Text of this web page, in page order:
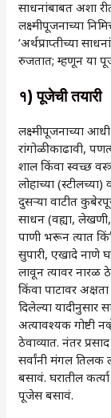
साधनांबाबत अशा
लक्ष्मीपूजनाच्या
‌’अर्थप्राप्तीच्या
रुजतात; म्हणून या
१)पूजेची तयारी
लक्ष्मीपूजनाच्या
रांगोळी काढावी,
शाल किंवा स्वच्छ
लोहाच्या (स्टीलच्या)
दुसऱ्या वाटीत
साधन (वह्या,
पाणी भरून त्यात
सुपारी, एखादे नाणे
लावून त्यावर नारळ
किंवा पाटावर
दिलेल्या यादीनुसार
अत्यावश्यक गोष्टी
ठेवाव्यात. नंतर
सर्वांनी मंगल
बसावं. घरातील
पूजेस बसावं.